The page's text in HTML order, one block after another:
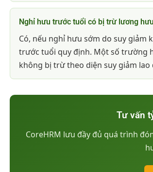
Nghỉ hưu trước tuổi có bị trừ lương
Có, nếu nghỉ hưu sớm do suy
trước tuổi quy định. Một số trường
không bị trừ theo diện suy giảm lao
Tư vấn
CoreHRM lưu đầy đủ quá trình